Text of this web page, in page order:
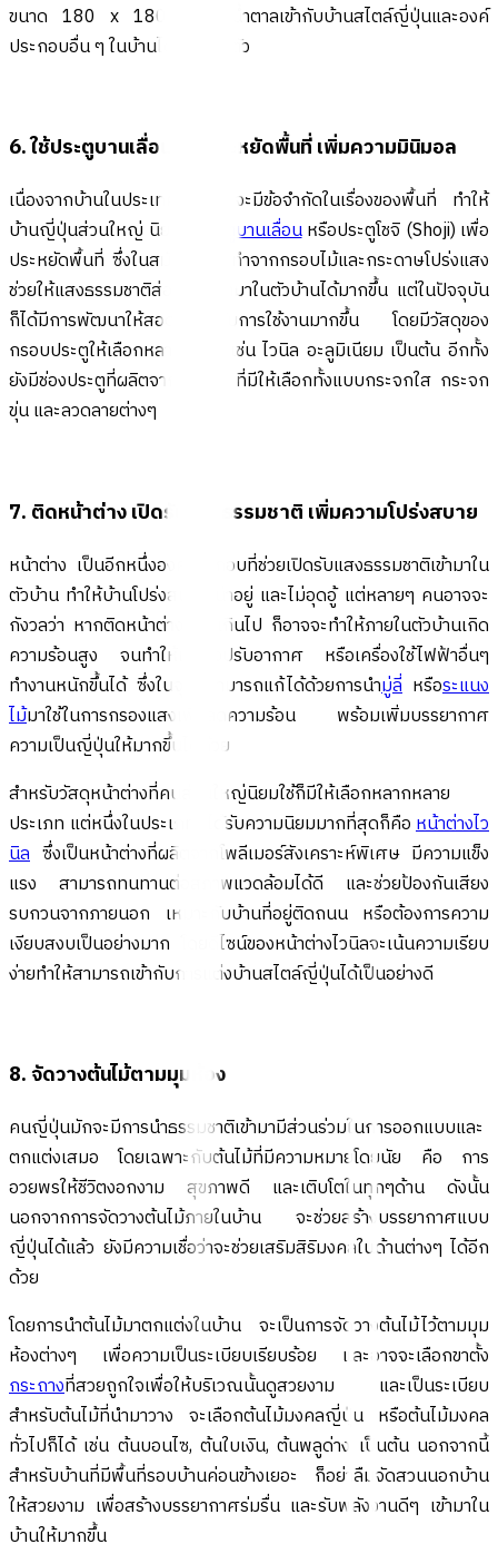
ขนาด 180 x 180 ซม. สีน้ำตาลเข้ากับบ้านสไตล์ญี่ปุ่นและองค์
ประกอบอื่น ๆ ในบ้านได้อย่างลงตัว
6. ใช้ประตูบานเลื่อนช่วยประหยัดพื้นที่ เพิ่มความมินิมอล
เนื่องจากบ้านในประเทศญี่ปุ่น จะมีข้อจำกัดในเรื่องของพื้นที่ ทำให้
บ้านญี่ปุ่นส่วนใหญ่ นิยมใช้
ประตูบานเลื่อนหรือประตูโชจิ (Shoji) เพื่อ
ประหยัดพื้นที่ ซึ่งในสมัยก่อนจะทำจากกรอบไม้และกระดาษโปร่งแสง
ช่วยให้แสงธรรมชาติส่องผ่านเข้ามาในตัวบ้านได้มากขึ้น แต่ในปัจจุบัน
ก็ได้มีการพัฒนาให้สอดคล้องกับการใช้งานมากขึ้น โดยมีวัสดุของ
กรอบประตูให้เลือกหลากหลาย เช่น ไวนิล อะลูมิเนียม เป็นต้น อีกทั้ง
ยังมีช่องประตูที่ผลิตจากกระจก ที่มีให้เลือกทั้งแบบกระจกใส กระจก
ขุ่น และลวดลายต่างๆ
7. ติดหน้าต่าง เปิดรับแสงธรรมชาติ เพิ่มความโปร่งสบาย
หน้าต่าง เป็นอีกหนึ่งองค์ประกอบที่ช่วยเปิดรับแสงธรรมชาติเข้ามาใน
ตัวบ้าน ทำให้บ้านโปร่งสบาย น่าอยู่ และไม่อุดอู้ แต่หลายๆ คนอาจจะ
กังวลว่า หากติดหน้าต่างเยอะเกินไป ก็อาจจะทำให้ภายในตัวบ้านเกิด
ความร้อนสูง จนทำให้เครื่องปรับอากาศ หรือเครื่องใช้ไฟฟ้าอื่นๆ
ทำงานหนักขึ้นได้ ซึ่งในจุดนี้สามารถแก้ได้ด้วยการนำมู่ลี่ หรือระแนง
ไม้มาใช้ในการกรองแสงเพื่อลดความร้อน พร้อมเพิ่มบรรยากาศ
ความเป็นญี่ปุ่นให้มากขึ้นได้ด้วย
สำหรับวัสดุหน้าต่างที่คนส่วนใหญ่นิยมใช้ก็มีให้เลือกหลากหลาย
ประเภท แต่หนึ่งในประเภทที่ได้รับความนิยมมากที่สุดก็คือหน้าต่างไว
นิล ซึ่งเป็นหน้าต่างที่ผลิตจากโพลีเมอร์สังเคราะห์พิเศษ มีความแข็ง
แรง สามารถทนทานต่อสภาพแวดล้อมได้ดี และช่วยป้องกันเสียง
รบกวนจากภายนอก เหมาะกับบ้านที่อยู่ติดถนน หรือต้องการความ
เงียบสงบเป็นอย่างมาก โดยดีไซน์ของหน้าต่างไวนิลจะเน้นความเรียบ
ง่ายทำให้สามารถเข้ากับการแต่งบ้านสไตล์ญี่ปุ่นได้เป็นอย่างดี
8. จัดวางต้นไม้ตามมุมห้อง
คนญี่ปุ่นมักจะมีการนำธรรมชาติเข้ามามีส่วนร่วมในการออกแบบและ
ตกแต่งเสมอ โดยเฉพาะกับต้นไม้ที่มีความหมายโดยนัย คือ การ
อวยพรให้ชีวิตงอกงาม สุขภาพดี และเติบโตในทุกๆด้าน ดังนั้น
นอกจากการจัดวางต้นไม้ภายในบ้าน จะช่วยสร้างบรรยากาศแบบ
ญี่ปุ่นได้แล้ว ยังมีความเชื่อว่าจะช่วยเสริมสิริมงคลในด้านต่างๆ ได้อีก
ด้วย
โดยการนำต้นไม้มาตกแต่งในบ้าน จะเป็นการจัดวางต้นไม้ไว้ตามมุม
ห้องต่างๆ เพื่อความเป็นระเบียบเรียบร้อย และอาจจะเลือกขาตั้ง
กระถางที่สวยถูกใจเพื่อให้บริเวณนั้นดูสวยงาม และเป็นระเบียบ
สำหรับต้นไม้ที่นำมาวาง จะเลือกต้นไม้มงคลญี่ปุ่น หรือต้นไม้มงคล
ทั่วไปก็ได้ เช่น ต้นบอนไซ, ต้นใบเงิน, ต้นพลูด่าง เป็นต้น นอกจากนี้
สำหรับบ้านที่มีพื้นที่รอบบ้านค่อนข้างเยอะ ก็อย่าลืมจัดสวนนอกบ้าน
ให้สวยงาม เพื่อสร้างบรรยากาศร่มรื่น และรับพลังงานดีๆ เข้ามาใน
บ้านให้มากขึ้น